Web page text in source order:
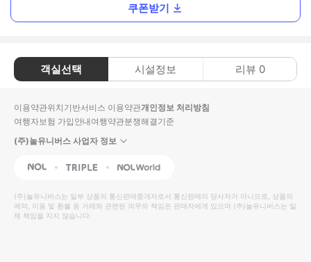
쿠폰받기
객실선택 시설정보 리뷰 0
이용약관위치기반서비스 이용약관개인정보 처리방침
여행자보험 가입안내여행약관분쟁해결기준
(주)놀유니버스 사업자 정보
NOL Triple Interpark Global
(주)놀유니버스는 일부 상품의 통신판매중개자로서 통신판매의 당사자가 아니므로, 상품의
예약, 이용 및 환불 등 거래와 관련된 의무와 책임은 판매자에게 있으며 (주)놀유니버스는 일
체 책임을 지지 않습니다.